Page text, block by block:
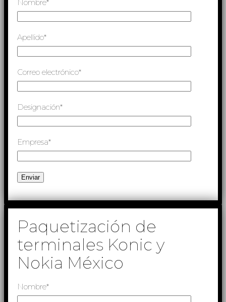
Nombre*
Apellido*
Correo electrónico*
Designación*
Empresa*
Paquetización de
terminales Konic y
Nokia México
Nombre*